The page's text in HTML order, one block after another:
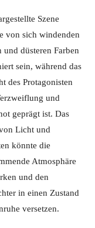
Szene
von sich windenden
und düsteren Farben
sein, während das
des Protagonisten
und
geprägt ist. Das
Licht und
könnte die
Atmosphäre
und den
in einen Zustand
versetzen.